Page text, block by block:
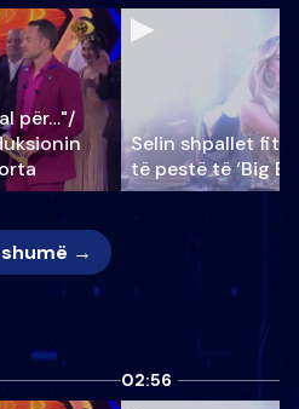
për…"/
Selin shpallet
të pestë të ‘Big
→
02:56